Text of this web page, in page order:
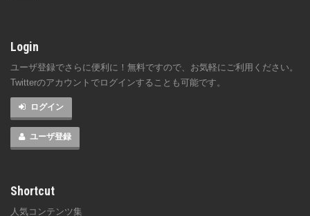
Login
ユーザ登録でさらに便利に！無料ですので、お気軽にご利用ください。
Twitterのアカウントでログインすることも可能です。
ログイン
ユーザ登録
Shortcut
人気コンテンツ集